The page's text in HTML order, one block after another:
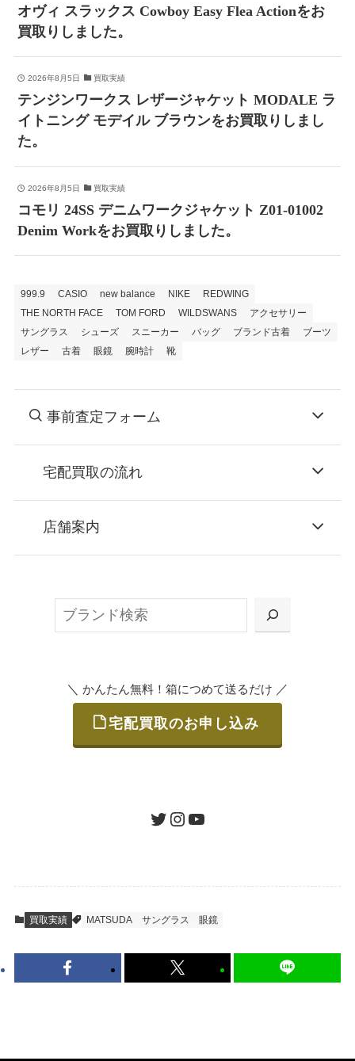
オヴィ スラックス Cowboy Easy Flea Actionをお
買取りしました。
2026年8月5日 買取実績
テンジンワークス レザージャケット MODALE ラ
イトニング モデイル ブラウンをお買取りしまし
た。
2026年8月5日 買取実績
コモリ 24SS デニムワークジャケット Z01-01002
Denim Workをお買取りしました。
999.9 CASIO new balance NIKE
REDWING
THE NORTH FACE
TOM FORD WILDSWANS
アクセサリー
サングラス
シューズ スニーカー バッグ ブランド古着
ブーツ
レザー
古着 眼鏡 腕時計 靴
事前査定フォーム
宅配買取の流れ
お申込み
または梱包材不要の「集荷申込」からお選び
ご発送
査定結果のご承認 / 入金
到着即日に査定いたします。買取金額にご納
得いただければ、最短即日の入金が可能で
店舗案内
＼ かんたん無料！箱につめて送るだけ ／
宅配買取のお申し込み
ツイッターインスタグラムユーチューブ
買取実績 MATSUDA サングラス 眼鏡